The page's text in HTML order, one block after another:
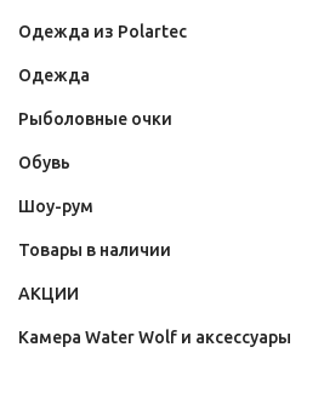
Одежда из Polartec
Одежда
Рыболовные очки
Обувь
Шоу-рум
Товары в наличии
АКЦИИ
Камера Water Wolf и аксессуары